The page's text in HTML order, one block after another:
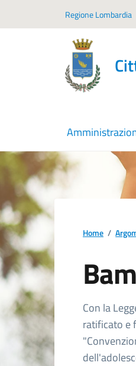
Regione Lombardia
Home /
Con la
ratificato e